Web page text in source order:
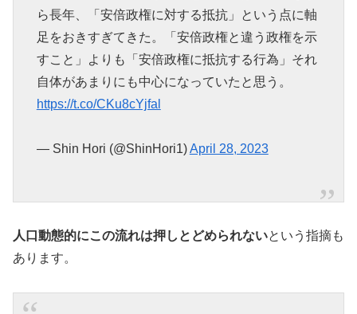
ら長年、「安倍政権に対する抵抗」という点に軸
足をおきすぎてきた。「安倍政権と違う政権を示
すこと」よりも「安倍政権に抵抗する行為」それ
自体があまりにも中心になっていたと思う。
https://t.co/CKu8cYjfal
— Shin Hori (@ShinHori1)April 28, 2023
人口動態的にこの流れは押しとどめられないという指摘も
あります。